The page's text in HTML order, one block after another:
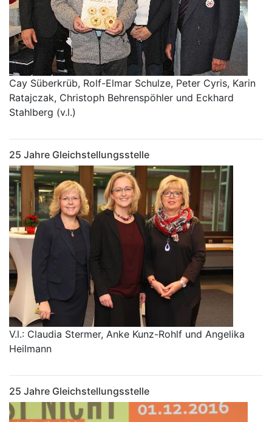
Cay Süberkrüb, Rolf-Elmar Schulze, Peter Cyris, Karin
Ratajczak, Christoph Behrenspöhler und Eckhard
Stahlberg (v.l.)
25 Jahre Gleichstellungsstelle
V.l.: Claudia Stermer, Anke Kunz-Rohlf und Angelika
Heilmann
25 Jahre Gleichstellungsstelle